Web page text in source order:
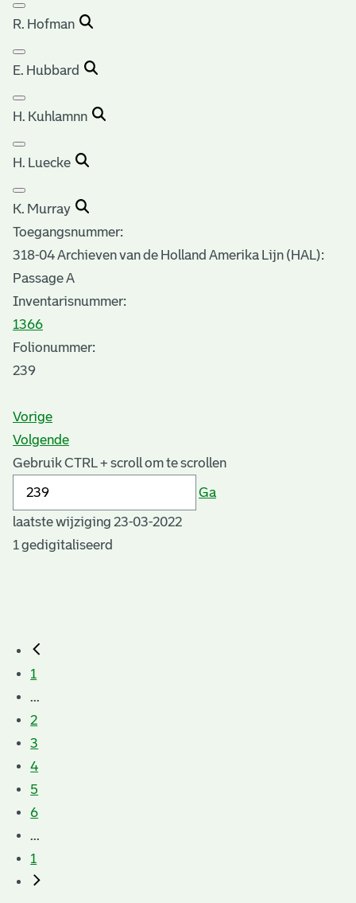
R. Hofman
E. Hubbard
H. Kuhlamnn
H. Luecke
K. Murray
Toegangsnummer:
318-04 Archieven van de Holland Amerika Lijn (HAL):
Passage A
Inventarisnummer:
1366
Folionummer:
239
Vorige
Volgende
Gebruik CTRL + scroll om te scrollen
Ga
laatste wijziging 23-03-2022
1 gedigitaliseerd
1
...
2
3
4
5
6
...
1